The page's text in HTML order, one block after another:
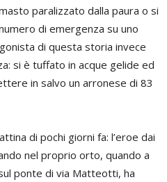
paralizzato dalla paura o si
di emergenza su uno
di questa storia invece
si è tuffato in acque gelide ed
in salvo un arronese di 83
di pochi giorni fa: l’eroe dai
nel proprio orto, quando a
ponte di via Matteotti, ha